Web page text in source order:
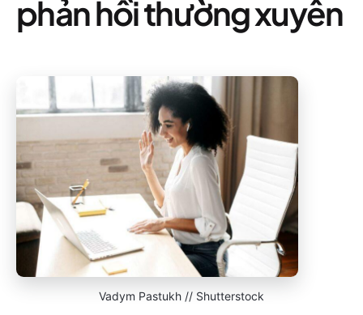
phản hồi thường xuyên
Vadym Pastukh // Shutterstock